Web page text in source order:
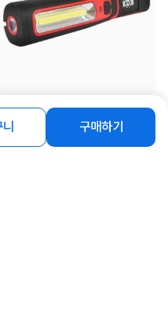
구매하기
이디와이] 코브라 랜턴 후레쉬 캠핑
품 C타입 KCL-7712C
원